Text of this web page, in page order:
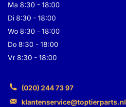
Ma 8:30 - 18:00
Di 8:30 - 18:00
Wo 8:30 - 18:00
Do 8:30 - 18:00
Vr 8:30 - 18:00
(020) 244 73 97
klantenservice@toptierparts.nl